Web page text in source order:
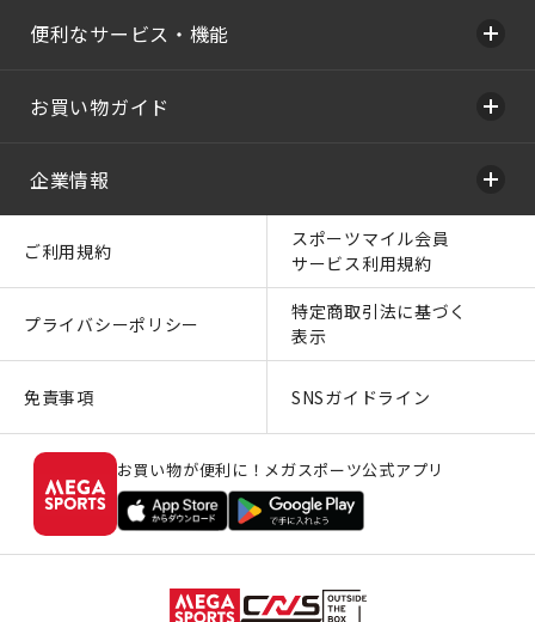
便利なサービス・機能
お買い物ガイド
企業情報
ご利用規約
スポーツマイル会員
サービス利用規約
プライバシーポリシー
特定商取引法に基づく
表示
免責事項 SNSガイドライン
お買い物が便利に！メガスポーツ公式アプリ